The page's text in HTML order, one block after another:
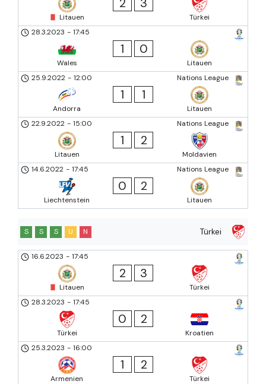
Litauen
Türkei
28.3.2023 - 17:45
Wales
1 0
Litauen
Nations League
25.9.2022 - 12:00
Andorra
1 1
Litauen
Nations League
22.9.2022 - 15:00
Litauen
1 2
Moldavien
Nations League
14.6.2022 - 17:45
Liechtenstein
0 2
Litauen
Türkei
S S S U N
16.6.2023 - 17:45
Litauen
2 3
Türkei
28.3.2023 - 17:45
Türkei
0 2
Kroatien
25.3.2023 - 16:00
Armenien
1 2
Türkei